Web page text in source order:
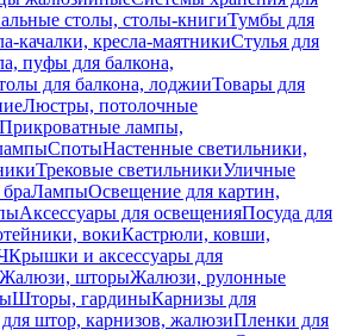
столы, столы-книгиТумбы для
качалки, кресла-маятникиСтулья для
пуфы для балкона,
для балкона, лоджииТовары для
Люстры, потолочные
Прикроватные лампы,
СпотыНастенные светильники,
Трековые светильникиУличные
ЛампыОсвещение для картин,
Аксессуары для освещенияПосуда для
вокиКастрюли, ковши,
Крышки и аксессуары для
Жалюзи, шторыЖалюзи, рулонные
Шторы, гардиныКарнизы для
штор, карнизов, жалюзиПленки для